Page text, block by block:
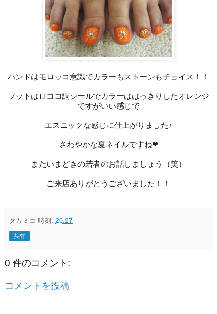
ハンドはモロッコ意識でカラーもストーンもチョイス！！
フットはロココ調シールでカラーははっきりしたオレンジ
ですがいい感じで
エスニックな感じに仕上がりました♪
さわやかな夏ネイルですね❤
またいまどきの若者のお話しましょう（笑）
ご来店ありがとうございました！！
タカミコ 時刻: 20:27
共有
0 件のコメント:
コメントを投稿